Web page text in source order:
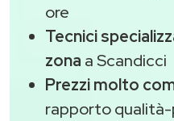
ore
Tecnici
zona a Scandicci
Prezzi molto
rapporto